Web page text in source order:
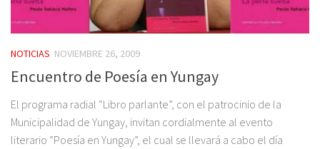
NOTICIAS NOVIEMBRE 26, 2009
Encuentro de Poesía en Yungay
El programa radial “Libro parlante”, con el patrocinio de la
Municipalidad de Yungay, invitan cordialmente al evento
literario “Poesía en Yungay”, el cual se llevará a cabo el día